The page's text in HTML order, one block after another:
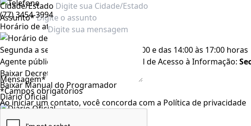
Cidade/Estado
Assunto*
Mensagem*
*Campos obrigatórios
Ao iniciar um contato, você concorda com a Política de privacidade
(77) 3454-3994
Horário de atendimento
Segunda a sexta-feira, das 08:00 às 12:00 e das 14:00 às 17:00 horas
Agente público responsável pelo Portal de Acesso à Informação:
Baixar Decreto Municipal
Baixar Manual do Programador
Diário Oficial
Transparência